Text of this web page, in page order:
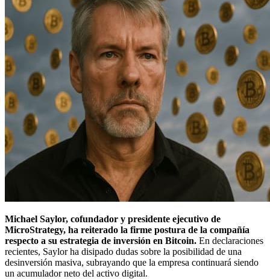
Michael Saylor, cofundador y presidente ejecutivo de
MicroStrategy, ha reiterado la firme postura de la compañía
respecto a su estrategia de inversión en Bitcoin. En declaraciones
recientes, Saylor ha disipado dudas sobre la posibilidad de una
desinversión masiva, subrayando que la empresa continuará siendo
un acumulador neto del activo digital.